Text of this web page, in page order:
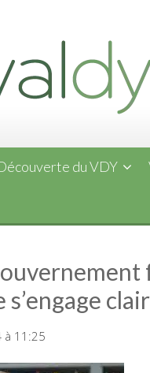
du VDY
s’engage
à 11:25